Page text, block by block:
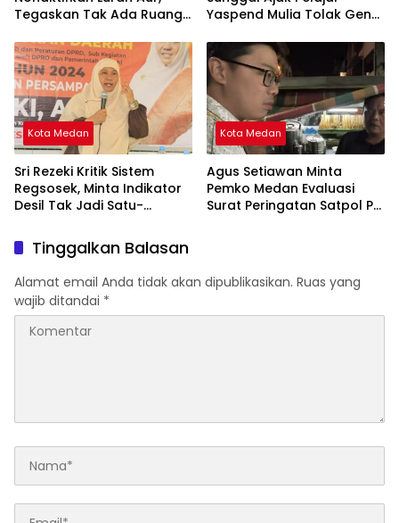
Tegaskan Tak Ada Ruang
Wewenang
Yaspend Mulia Tolak Geng
Narkoba
Kota Medan
Sri Rezeki Kritik Sistem
Regsosek, Minta Indikator
Desil Tak Jadi Satu-
Bansos
Kota Medan
Agus Setiawan Minta
Pemko Medan Evaluasi
Surat Peringatan Satpol PP
Tinggalkan Balasan
Alamat email Anda tidak akan dipublikasikan. Ruas yang
wajib ditandai *